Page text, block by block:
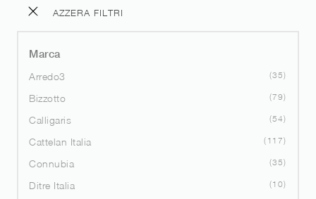
AZZERA FILTRI
Marca
Arredo3
35
Bizzotto 79
Calligaris 54
Cattelan Italia 117
Connubia 35
Ditre Italia 10